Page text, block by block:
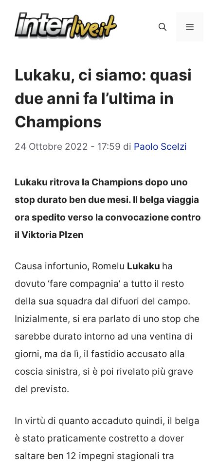
Menu
Lukaku, ci siamo: quasi
due anni fa l’ultima in
Champions
24 Ottobre 2022 - 17:59 di Paolo Scelzi
Lukaku ritrova la Champions dopo uno
stop durato ben due mesi. Il belga viaggia
ora spedito verso la convocazione contro
il Viktoria Plzen
Causa infortunio, Romelu Lukaku ha
dovuto ‘fare compagnia’ a tutto il resto
della sua squadra dal difuori del campo.
Inizialmente, si era parlato di uno stop che
sarebbe durato intorno ad una ventina di
giorni, ma da lì, il fastidio accusato alla
coscia sinistra, si è poi rivelato più grave
del previsto.
In virtù di quanto accaduto quindi, il belga
è stato praticamente costretto a dover
saltare ben 12 impegni stagionali tra